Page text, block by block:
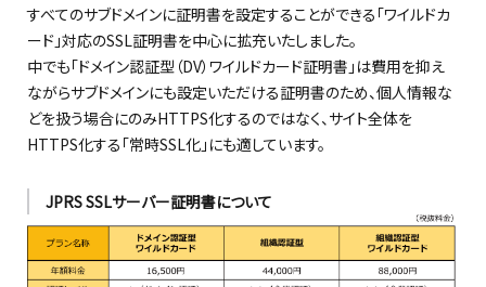
すべてのサブドメインに証明書を設定することができる「ワイルドカ
ード」対応のSSL証明書を中心に拡充いたしました。
中でも「ドメイン認証型（DV）ワイルドカード証明書」は費用を抑え
ながらサブドメインにも設定いただける証明書のため、個人情報な
どを扱う場合にのみHTTPS化するのではなく、サイト全体を
HTTPS化する「常時SSL化」にも適しています。
JPRS SSLサーバー証明書について